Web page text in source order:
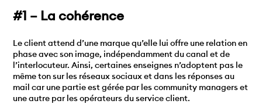
#1 – La cohérence
Le client attend d’une marque qu’elle lui offre une relation en
phase avec son image, indépendamment du canal et de
l’interlocuteur. Ainsi, certaines enseignes n’adoptent pas le
même ton sur les réseaux sociaux et dans les réponses au
mail car une partie est gérée par les community managers et
une autre par les opérateurs du service client.